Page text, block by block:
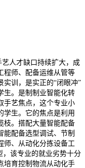
人才缺口持续扩大，成
程师、配备运维从管等
训，是实正的“闭眼冲”
生。是制制业智能化转
手艺焦点，这个专业小
学生。它的焦点是利用
枝。搭配大量智能配备
能配备选型调试、节制
师、从动化分拣设备工
，该专业的就业劣势十分
培育控制物流从动化手